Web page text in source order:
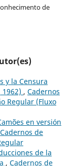
de
y la Censura
, Cadernos
Regular (Fluxo
en versión
Cadernos de
de la
, Cadernos de